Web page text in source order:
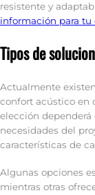
resistente y
información para tu
Tipos de
Actualmente
confort acústico en
elección dependerá
necesidades del
características de
Algunas opciones
mientras otras